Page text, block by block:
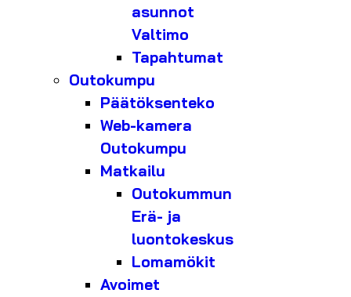
asunnot
Valtimo
Tapahtumat
Outokumpu
Päätöksenteko
Web-kamera
Outokumpu
Matkailu
Outokummun
Erä- ja
luontokeskus
Lomamökit
Avoimet